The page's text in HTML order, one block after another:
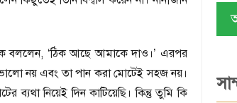
বললেন, ‘ঠিক আছে আমাকে দাও।’ এরপর
নয় এবং তা পান করা মোটেই সহজ নয়।
ব্যথা নিয়েই দিন কাটিয়েছি। কিন্তু তুমি কি